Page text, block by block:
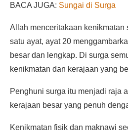
BACA JUGA: Sungai di Surga
Allah menceritakaan kenikmatan
satu ayat, ayat 20
besar dan lengkap. Di surga
kenikmatan dan kerajaan yang
Penghuni surga itu menjadi raja
kerajaan besar yang penuh
Kenikmatan fisik dan maknawi